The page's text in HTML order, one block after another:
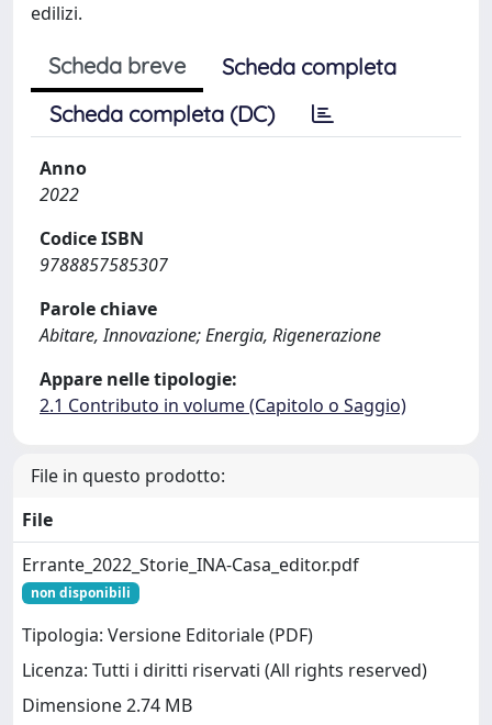
edilizi.
Scheda breve
Scheda completa
Scheda completa (DC)
Anno
2022
Codice ISBN
9788857585307
Parole chiave
Abitare, Innovazione; Energia, Rigenerazione
Appare nelle tipologie:
2.1 Contributo in volume (Capitolo o Saggio)
File in questo prodotto:
File
Errante_2022_Storie_INA-Casa_editor.pdf
non disponibili
Tipologia: Versione Editoriale (PDF)
Licenza: Tutti i diritti riservati (All rights reserved)
Dimensione 2.74 MB